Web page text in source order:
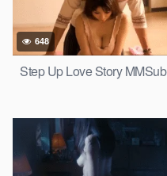
648
Step Up Love Story MMSub